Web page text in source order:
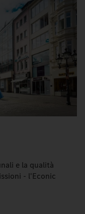
e la qualità
- l'Econic